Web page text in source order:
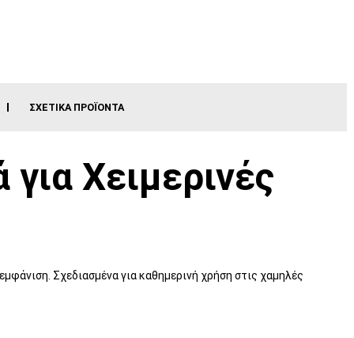
ΣΧΕΤΙΚΆ ΠΡΟΪΌΝΤΑ
Χειμερινές
Σχεδιασμένα για καθημερινή χρήση στις χαμηλές